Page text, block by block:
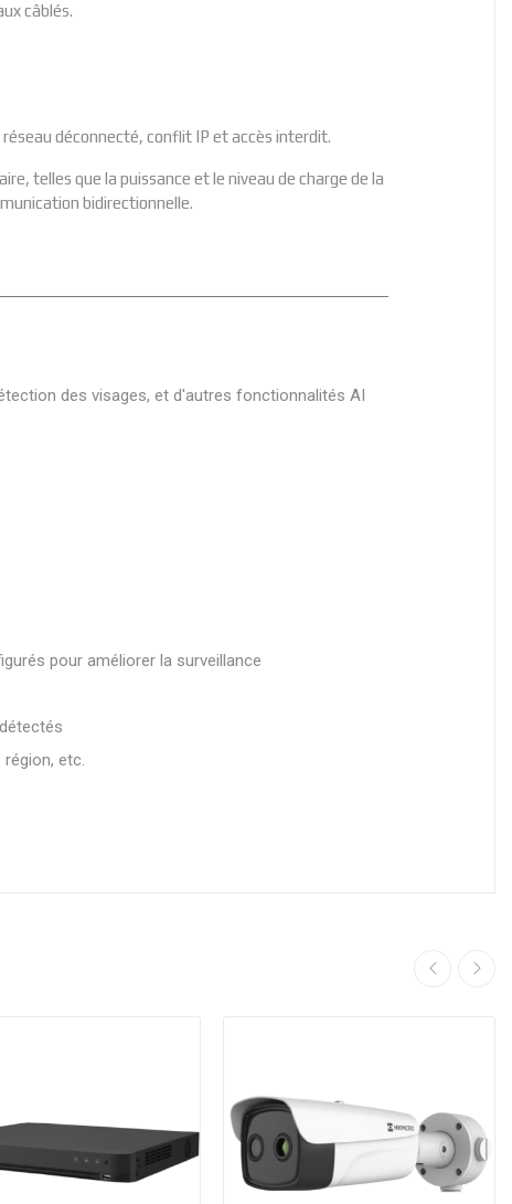
câblés.
déconnecté, conflit IP et accès interdit.
telles que la puissance et le niveau de charge de la
bidirectionnelle.
des visages, et d'autres fonctionnalités AI
pour améliorer la surveillance
etc.